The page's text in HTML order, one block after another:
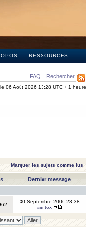
RESSOURCES
FAQ Rechercher
06 Août 2026 13:28 UTC + 1 heure
Marquer les sujets comme lus
Dernier message
30 Septembre 2006 23:38
xantox